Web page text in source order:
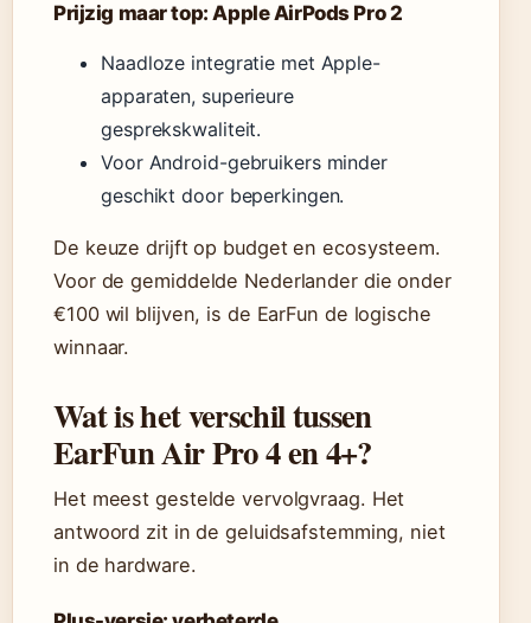
Prijzig maar top: Apple AirPods Pro 2
Naadloze integratie met Apple-
apparaten, superieure
gesprekskwaliteit.
Voor Android-gebruikers minder
geschikt door beperkingen.
De keuze drijft op budget en ecosysteem.
Voor de gemiddelde Nederlander die onder
€100 wil blijven, is de EarFun de logische
winnaar.
Wat is het verschil tussen
EarFun Air Pro 4 en 4+?
Het meest gestelde vervolgvraag. Het
antwoord zit in de geluidsafstemming, niet
in de hardware.